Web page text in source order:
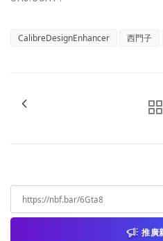
CalibreDesignEnhancer 西門子
推廣